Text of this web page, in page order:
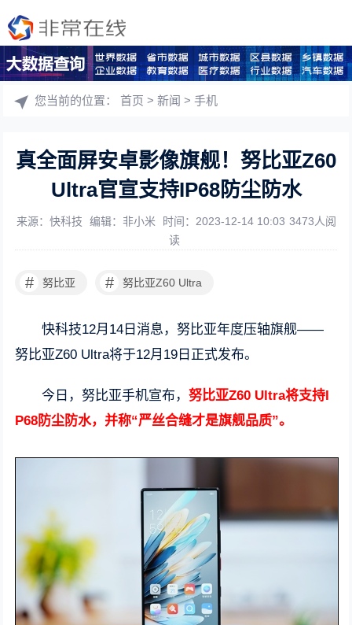
您当前的位置：首页 >新闻 >手机
真全面屏安卓影像旗舰！努比亚Z60
Ultra官宣支持IP68防尘防水
来源：快科技 编辑：非小米 时间：2023-12-14 10:03 3473人阅
读
# 努比亚 # 努比亚Z60 Ultra
快科技12月14日消息，努比亚年度压轴旗舰——
努比亚Z60 Ultra将于12月19日正式发布。
今日，努比亚手机宣布，努比亚Z60 Ultra将支持I
P68防尘防水，并称“严丝合缝才是旗舰品质”。